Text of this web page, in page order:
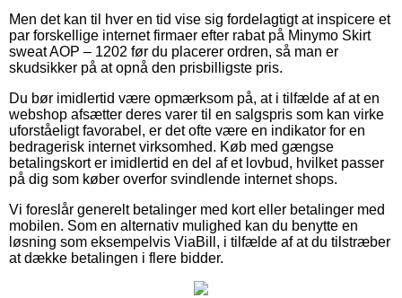
Men det kan til hver en tid vise sig fordelagtigt at inspicere et
par forskellige internet firmaer efter rabat på Minymo Skirt
sweat AOP – 1202 før du placerer ordren, så man er
skudsikker på at opnå den prisbilligste pris.
Du bør imidlertid være opmærksom på, at i tilfælde af at en
webshop afsætter deres varer til en salgspris som kan virke
uforståeligt favorabel, er det ofte være en indikator for en
bedragerisk internet virksomhed. Køb med gængse
betalingskort er imidlertid en del af et lovbud, hvilket passer
på dig som køber overfor svindlende internet shops.
Vi foreslår generelt betalinger med kort eller betalinger med
mobilen. Som en alternativ mulighed kan du benytte en
løsning som eksempelvis ViaBill, i tilfælde af at du tilstræber
at dække betalingen i flere bidder.